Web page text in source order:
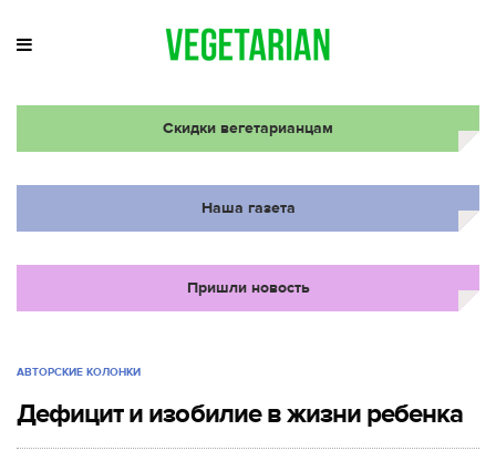
Скидки вегетарианцам
Наша газета
Пришли новость
АВТОРСКИЕ КОЛОНКИ
Дефицит и изобилие в жизни ребенка